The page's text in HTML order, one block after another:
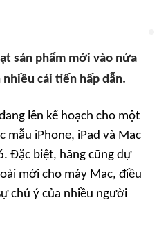
sản phẩm mới vào nửa
cải tiến hấp dẫn.
lên kế hoạch cho một
mẫu iPhone, iPad và Mac
Đặc biệt, hãng cũng dự
mới cho máy Mac, điều
chú ý của nhiều người